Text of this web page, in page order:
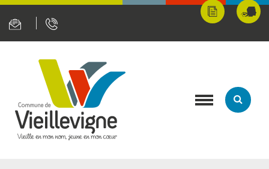
Mes
démarches
Toggle
Panneau de gestion des cookies